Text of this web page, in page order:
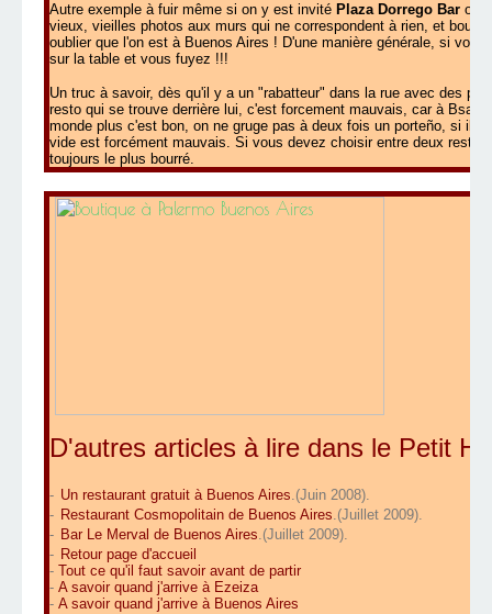
Autre exemple à fuir même si on y est invité Plaza Dorrego Bar ou
vieux, vieilles photos aux murs qui ne correspondent à rien, et
oublier que l'on est à Buenos Aires ! D'une manière générale, si
sur la table et vous fuyez !!!
Un truc à savoir, dès qu'il y a un "rabatteur" dans la rue avec des
resto qui se trouve derrière lui, c'est forcement mauvais, car à Bsas,
monde plus c'est bon, on ne gruge pas à deux fois un porteño, si il
vide est forcément mauvais. Si vous devez choisir entre deux restos
toujours le plus bourré.
D'autres articles à lire dans le Petit
- Un restaurant gratuit à Buenos Aires.(Juin 2008).
- Restaurant Cosmopolitain de Buenos Aires.(Juillet 2009).
- Bar Le Merval de Buenos Aires.(Juillet 2009).
- Retour page d'accueil
- Tout ce qu'il faut savoir avant de partir
- A savoir quand j'arrive à Ezeiza
- A savoir quand j'arrive à Buenos Aires